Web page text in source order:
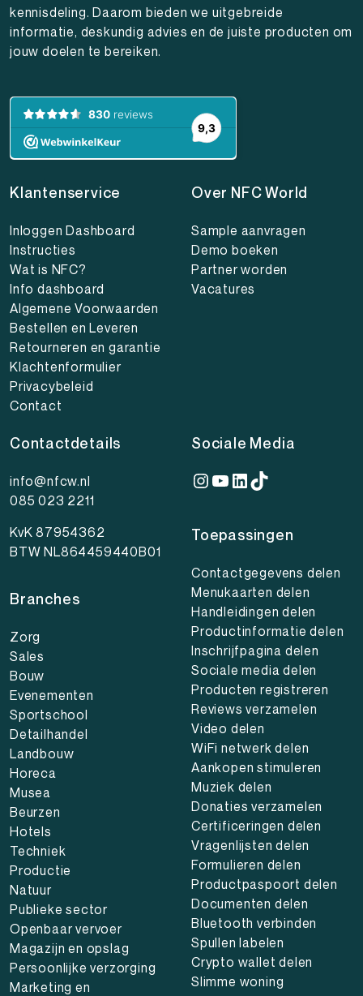
kennisdeling. Daarom bieden we uitgebreide
informatie, deskundig advies en de juiste producten om
jouw doelen te bereiken.
Klantenservice
Inloggen Dashboard
Instructies
Wat is NFC?
Info dashboard
Algemene Voorwaarden
Bestellen en Leveren
Retourneren en garantie
Klachtenformulier
Privacybeleid
Contact
Over NFC World
Sample aanvragen
Demo boeken
Partner worden
Vacatures
Contactdetails
info@nfcw.nl
085 023 2211
KvK 87954362
BTW NL864459440B01
Branches
Zorg
Sales
Bouw
Evenementen
Sportschool
Detailhandel
Landbouw
Horeca
Musea
Beurzen
Hotels
Techniek
Productie
Natuur
Publieke sector
Openbaar vervoer
Magazijn en opslag
Persoonlijke verzorging
Marketing en
Sociale Media
Instagram
YouTube
LinkedIn
TikTok
Toepassingen
Contactgegevens delen
Menukaarten delen
Handleidingen delen
Productinformatie delen
Inschrijfpagina delen
Sociale media delen
Producten registreren
Reviews verzamelen
Video delen
WiFi netwerk delen
Aankopen stimuleren
Muziek delen
Donaties verzamelen
Certificeringen delen
Vragenlijsten delen
Formulieren delen
Productpaspoort delen
Documenten delen
Bluetooth verbinden
Spullen labelen
Crypto wallet delen
Slimme woning